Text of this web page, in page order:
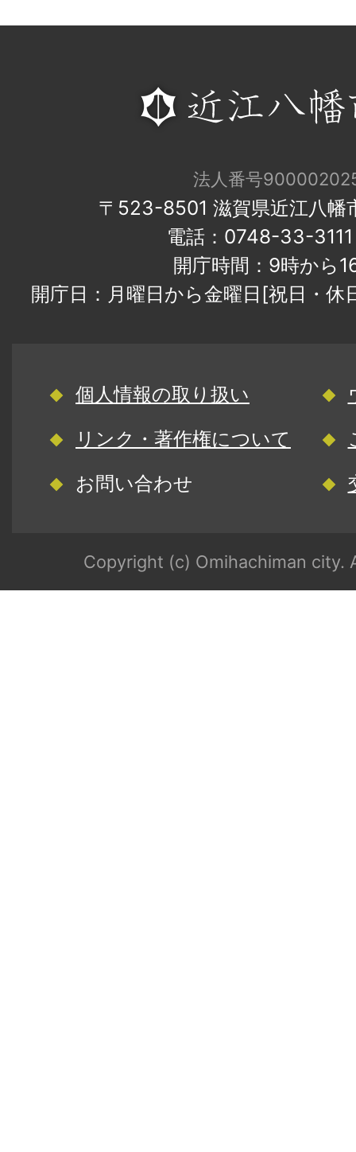
法人番号
〒523-8501 滋賀県近江八幡
電話：0748-33-
開庁時間：9時から
開庁日：月曜日から金曜日[祝日・
個人情報の取り扱い
リンク・著作権について
お問い合わせ
Copyright (c) Omihachiman city.